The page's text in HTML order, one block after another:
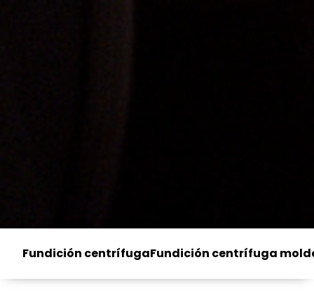
Fundición centrífugaFundición centrífuga